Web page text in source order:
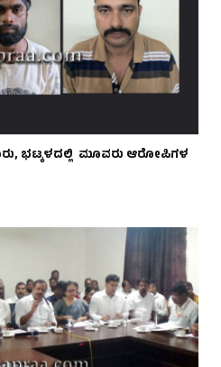
ಭಟ್ಕಳದಲ್ಲಿ ಮೂವರು ಆರೋಪಿಗಳ